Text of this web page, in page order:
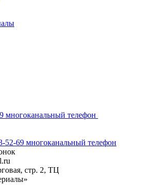
многоканальный телефон
52-69 многоканальный телефон
стр. 2, ТЦ